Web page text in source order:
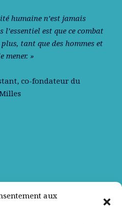
aux
humaine n’est jamais
est que ce combat
tant que des hommes et
mener. »
co-fondateur du